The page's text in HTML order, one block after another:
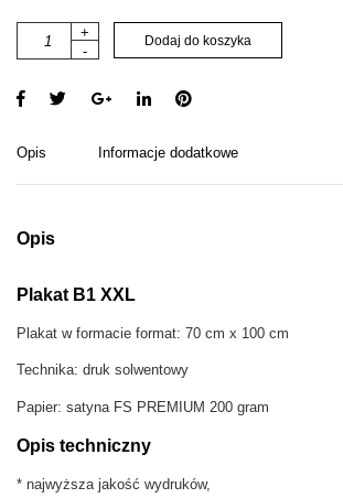
ś
f
i
e
u
t
f
l
+
-
Dodaj do koszyka
Opis Informacje dodatkowe
Opis
Plakat B1 XXL
Plakat w formacie format: 70 cm x 100 cm
Technika: druk solwentowy
Papier: satyna FS PREMIUM 200 gram
Opis techniczny
* najwyższa jakość wydruków,